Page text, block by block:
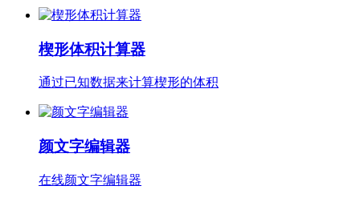
楔形体积计算器
通过已知数据来计算楔形的体积
颜文字编辑器
在线颜文字编辑器